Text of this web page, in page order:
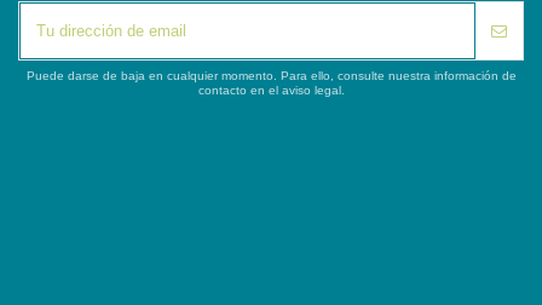
Puede darse de baja en cualquier momento. Para ello, consulte nuestra información de
contacto en el aviso legal.